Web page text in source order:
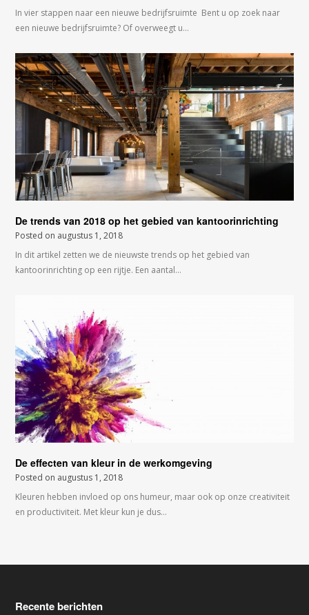
In vier stappen naar een nieuwe bedrijfsruimte Bent u op zoek naar
een nieuwe bedrijfsruimte? Of overweegt u…
De trends van 2018 op het gebied van kantoorinrichting
Posted on augustus 1, 2018
In dit artikel zetten we de nieuwste trends op het gebied van
kantoorinrichting op een rijtje. Een aantal…
De effecten van kleur in de werkomgeving
Posted on augustus 1, 2018
Kleuren hebben invloed op ons humeur, maar ook op onze creativiteit
en productiviteit. Met kleur kun je dus…
Recente berichten